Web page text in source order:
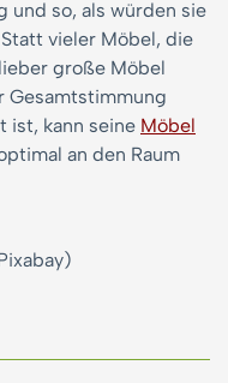
und so, als würden sie
vieler Möbel, die
große Möbel
Gesamtstimmung
ist, kann seine Möbel
an den Raum